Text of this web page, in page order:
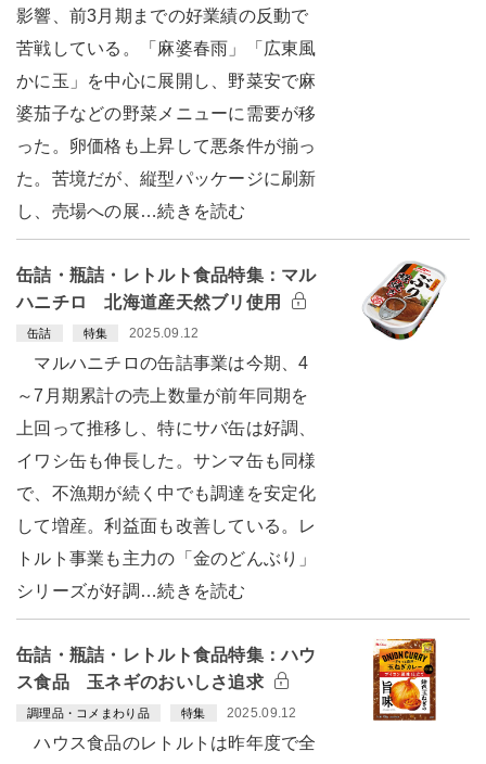
影響、前3月期までの好業績の反動で
苦戦している。「麻婆春雨」「広東風
かに玉」を中心に展開し、野菜安で麻
婆茄子などの野菜メニューに需要が移
った。卵価格も上昇して悪条件が揃っ
た。苦境だが、縦型パッケージに刷新
し、売場への展…続きを読む
缶詰・瓶詰・レトルト食品特集：マル
ハニチロ 北海道産天然ブリ使用
缶詰 特集 2025.09.12
マルハニチロの缶詰事業は今期、4
～7月期累計の売上数量が前年同期を
上回って推移し、特にサバ缶は好調、
イワシ缶も伸長した。サンマ缶も同様
で、不漁期が続く中でも調達を安定化
して増産。利益面も改善している。レ
トルト事業も主力の「金のどんぶり」
シリーズが好調…続きを読む
缶詰・瓶詰・レトルト食品特集：ハウ
ス食品 玉ネギのおいしさ追求
調理品・コメまわり品 特集 2025.09.12
ハウス食品のレトルトは昨年度で全